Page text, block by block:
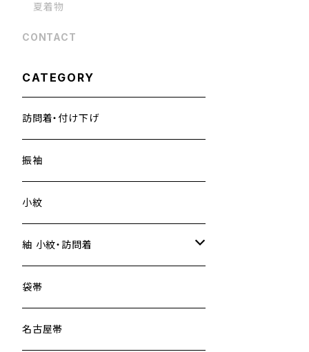
夏着物
CONTACT
CATEGORY
訪問着・付け下げ
振袖
小紋
紬 小紋・訪問着
大島紬
袋帯
名古屋帯